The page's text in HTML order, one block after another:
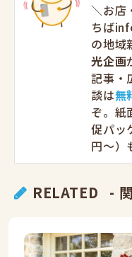
＼お店
ちば
の地域
光企画
記事・
談は無
ぞ。
促パッ
円〜）
RELATED -